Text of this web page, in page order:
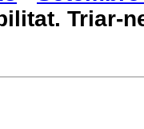
Triar-